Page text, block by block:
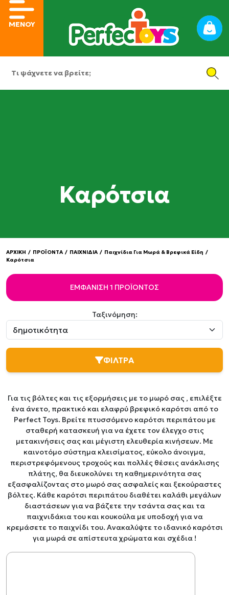
ΜΕΝΟΥ
Καρότσια
ΑΡΧΙΚΗ / ΠΡΟΪΟΝΤΑ / ΠΑΙΧΝΙΔΙΑ / Παιχνίδια Για Μωρά & Βρεφικά Είδη /
Καρότσια
ΕΜΦΆΝΙΣΗ 1 ΠΡΟΪΌΝΤΟΣ
Ταξινόμηση:
ΦΙΛΤΡΑ
Για τις βόλτες και τις εξορμήσεις με το μωρό σας , επιλέξτε
ένα άνετο, πρακτικό και ελαφρύ βρεφικό καρότσι από το
Perfect Toys. Βρείτε πτυσσόμενο καρότσι περιπάτου με
σταθερή κατασκευή για να έχετε τον έλεγχο στις
μετακινήσεις σας και μέγιστη ελευθερία κινήσεων. Με
καινοτόμο σύστημα κλεισίματος, εύκολο άνοιγμα,
περιστρεφόμενους τροχούς και πολλές θέσεις ανάκλισης
πλάτης, θα διευκολύνει τη καθημερινότητα σας
εξασφαλίζοντας στο μωρό σας ασφαλείς και ξεκούραστες
βόλτες. Κάθε καρότσι περιπάτου διαθέτει καλάθι μεγάλων
διαστάσεων για να βάζετε την τσάντα σας και τα
παιχνιδάκια του και κουκούλα με υποδοχή για να
κρεμάσετε το παιχνίδι του. Ανακαλύψτε το ιδανικό καρότσι
για μωρά σε απίστευτα χρώματα και σχέδια !